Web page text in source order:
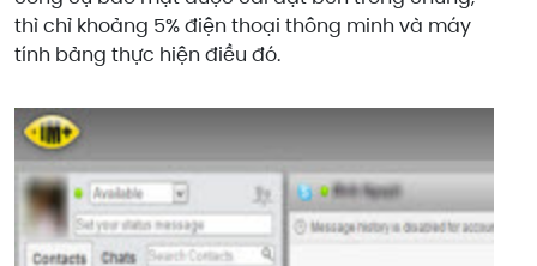
thì chỉ khoảng 5% điện thoại thông minh và máy
tính bảng thực hiện điều đó.